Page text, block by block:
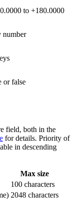
to +180.0000
number
or false
field, both in the
for details. Priority of
in descending
Max size
100 characters
2048 characters